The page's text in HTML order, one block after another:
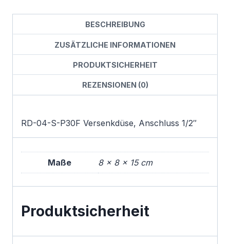
BESCHREIBUNG
ZUSÄTZLICHE INFORMATIONEN
PRODUKTSICHERHEIT
REZENSIONEN (0)
RD-04-S-P30F Versenkdüse, Anschluss 1/2″
Maße 8 × 8 × 15 cm
Produktsicherheit